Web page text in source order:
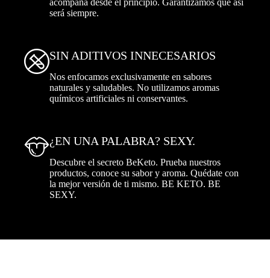
acompaña desde el principio. Garantizamos que así
será siempre.
SIN ADITIVOS INNECESARIOS
Nos enfocamos exclusivamente en sabores
naturales y saludables. No utilizamos aromas
químicos artificiales ni conservantes.
¿EN UNA PALABRA? SEXY.
Descubre el secreto BeKeto. Prueba nuestros
productos, conoce su sabor y aroma. Quédate con
la mejor versión de ti mismo. BE KETO. BE
SEXY.